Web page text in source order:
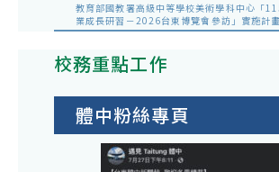
教育部國教署高級中等學校美術學科中心「
業成長研習－2026台東博覽會參訪」實施計
校務重點工作
體中粉絲專頁